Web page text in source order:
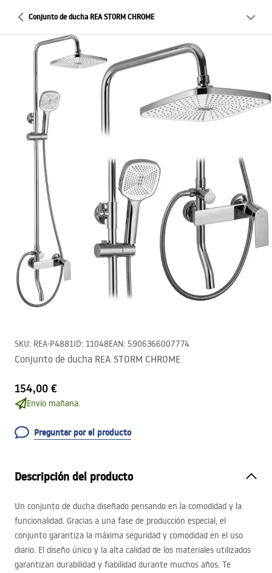
Conjunto de ducha REA STORM CHROME
SKU: REA-P4881ID: 11048EAN: 5906366007774
Conjunto de ducha REA STORM CHROME
154,00 €
Envío mañana.
Preguntar por el producto
Descripción del producto
Un conjunto de ducha diseñado pensando en la comodidad y la
funcionalidad. Gracias a una fase de producción especial, el
conjunto garantiza la máxima seguridad y comodidad en el uso
diario. El diseño único y la alta calidad de los materiales utilizados
garantizan durabilidad y fiabilidad durante muchos años. Te